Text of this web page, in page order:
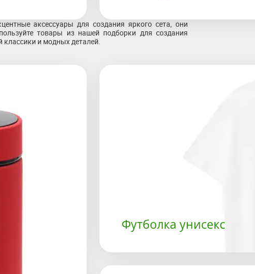
аксессуары для создания яркого сета, они
товары из нашей подборки для создания
классики и модных деталей.
Футболка унисекс